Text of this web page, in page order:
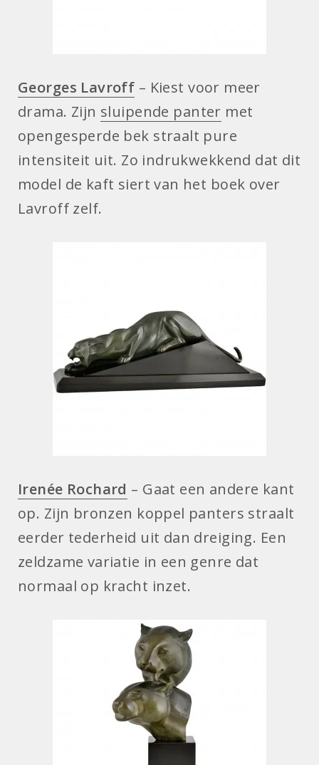
Georges Lavroff – Kiest voor meer
drama. Zijn sluipende panter met
opengesperde bek straalt pure
intensiteit uit. Zo indrukwekkend dat dit
model de kaft siert van het boek over
Lavroff zelf.
Irenée Rochard – Gaat een andere kant
op. Zijn bronzen koppel panters straalt
eerder tederheid uit dan dreiging. Een
zeldzame variatie in een genre dat
normaal op kracht inzet.